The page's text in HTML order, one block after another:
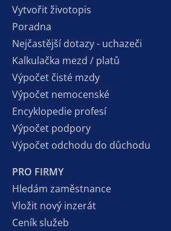
Vytvořit životopis
Poradna
Nejčastější dotazy - uchazeči
Kalkulačka mezd / platů
Výpočet čisté mzdy
Výpočet nemocenské
Encyklopedie profesí
Výpočet podpory
Výpočet odchodu do důchodu
PRO FIRMY
Hledám zaměstnance
Vložit nový inzerát
Ceník služeb